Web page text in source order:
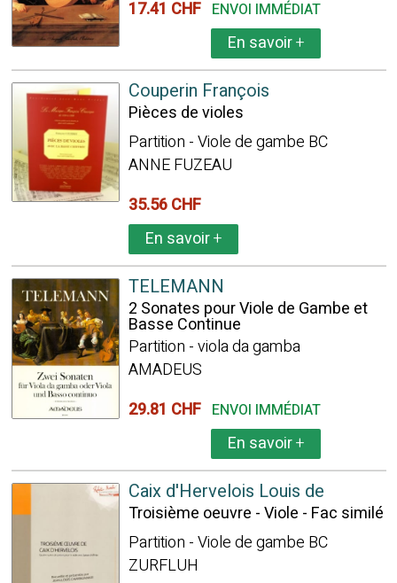
17.41 CHF ENVOI IMMÉDIAT
En savoir+
Couperin François
Pièces de violes
Partition - Viole de gambe BC
ANNE FUZEAU
35.56 CHF
En savoir+
TELEMANN
2 Sonates pour Viole de Gambe et
Basse Continue
Partition - viola da gamba
AMADEUS
29.81 CHF ENVOI IMMÉDIAT
En savoir+
Caix d'Hervelois Louis de
Troisième oeuvre - Viole - Fac similé
Partition - Viole de gambe BC
ZURFLUH